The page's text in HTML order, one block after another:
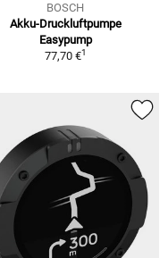
BOSCH
Akku-Druckluftpumpe
Easypump
77,70 €1